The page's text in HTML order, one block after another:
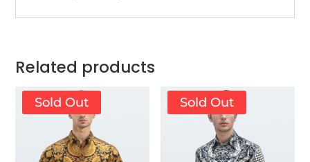
Related products
Sold Out Sold Out